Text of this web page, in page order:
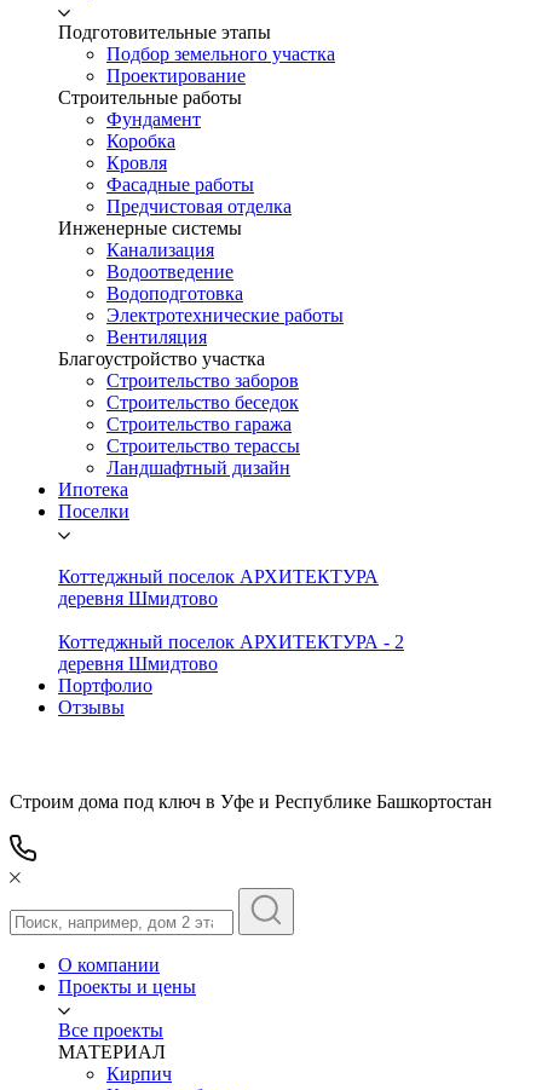
Подготовительные этапы
Подбор земельного участка
Проектирование
Строительные работы
Фундамент
Коробка
Кровля
Фасадные работы
Предчистовая отделка
Инженерные системы
Канализация
Водоотведение
Водоподготовка
Электротехнические работы
Вентиляция
Благоустройство участка
Строительство заборов
Строительство беседок
Строительство гаража
Строительство терассы
Ландшафтный дизайн
Ипотека
Поселки
Коттеджный поселок АРХИТЕКТУРА
деревня Шмидтово
Коттеджный поселок АРХИТЕКТУРА - 2
деревня Шмидтово
Портфолио
Отзывы
Строим дома под ключ в Уфе и Республике Башкортостан
О компании
Проекты и цены
Все проекты
МАТЕРИАЛ
Кирпич